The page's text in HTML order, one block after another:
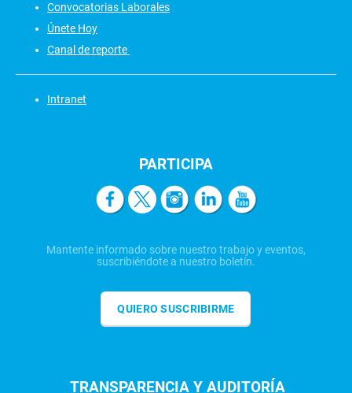
Convocatorias Laborales
Únete Hoy
Canal de reporte
Intranet
PARTICIPA
Mantente informado sobre nuestro trabajo y eventos,
suscribiéndote a nuestro boletín.
QUIERO SUSCRIBIRME
TRANSPARENCIA Y AUDITORÍA